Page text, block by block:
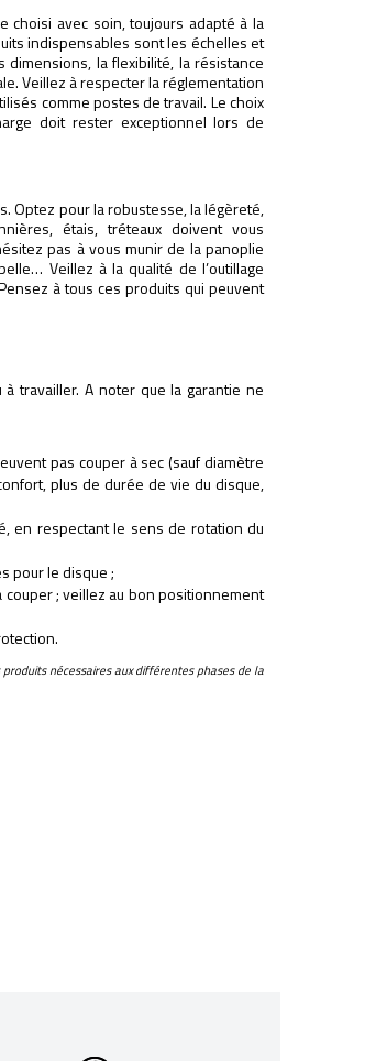
choisi avec soin, toujours adapté à la
indispensables sont les échelles et
la flexibilité, la résistance
Veillez à respecter la réglementation
comme postes de travail. Le choix
doit rester exceptionnel lors de
Optez pour la robustesse, la légèreté,
étais, tréteaux doivent vous
pas à vous munir de la panoplie
Veillez à la qualité de l’outillage
à tous ces produits qui peuvent
travailler. A noter que la garantie ne
pas couper à sec (sauf diamètre
plus de durée de vie du disque,
en respectant le sens de rotation du
pour le disque ;
; veillez au bon positionnement
nécessaires aux différentes phases de la